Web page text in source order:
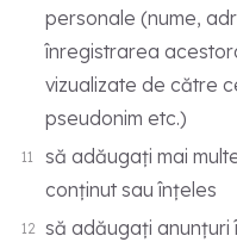
personale (nume,
înregistrarea
vizualizate de către
pseudonim etc.)
să adăugați mai
conținut sau înțeles
să adăugați anunțuri